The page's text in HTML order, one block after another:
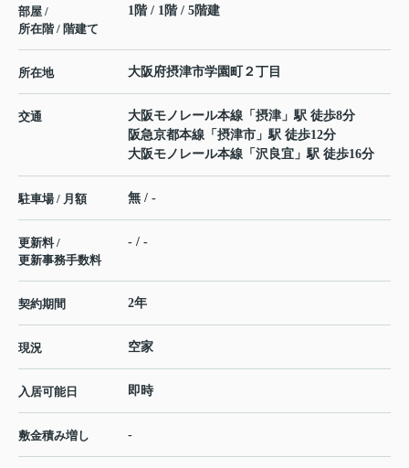
部屋 /
所在階 / 階建て
1階 / 1階 / 5階建
所在地 大阪府摂津市学園町 ２丁目
交通 大阪モノレール本線 「 摂津 」駅 徒歩8分
阪急京都本線 「 摂津市 」駅 徒歩12分
大阪モノレール本線 「 沢良宜 」駅 徒歩16分
駐車場 / 月額 無 / -
更新料 /
更新事務手数料
- / -
契約期間 2年
現況 空家
入居可能日 即時
敷金積み増し -